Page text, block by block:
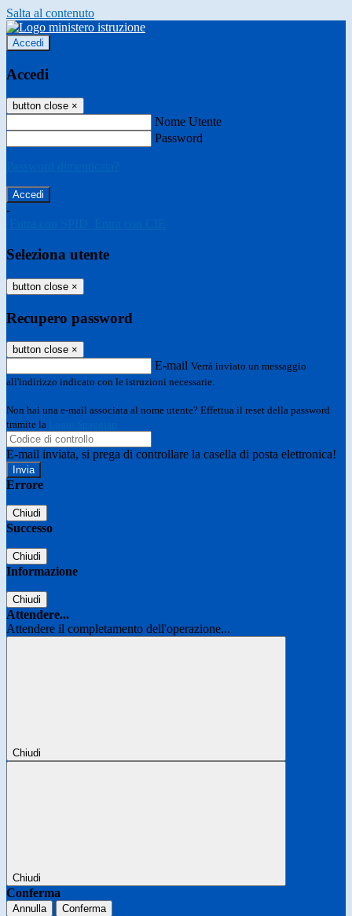
Salta al contenuto
Accedi
Accedi
button close ×
Nome Utente
Password
-
Seleziona utente
button close ×
Recupero password
button close ×
E-mail Verrà inviato un messaggio
all'indirizzo indicato con le istruzioni necessarie.
Non hai una e-mail associata al nome utente? Effettua il reset della password
tramite la
E-mail inviata, si prega di controllare la casella di posta elettronica!
Errore
Chiudi
Successo
Chiudi
Informazione
Chiudi
Attendere...
Attendere il completamento dell'operazione...
Chiudi
Chiudi
Conferma
Annulla Conferma